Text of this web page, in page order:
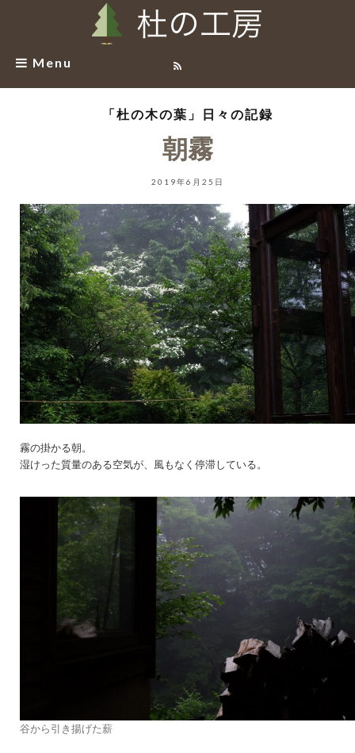
Menu
「杜の木の葉」日々の記録
朝霧
2019年6月25日
霧の掛かる朝。
湿けった質量のある空気が、風もなく停滞している。
谷から引き揚げた薪